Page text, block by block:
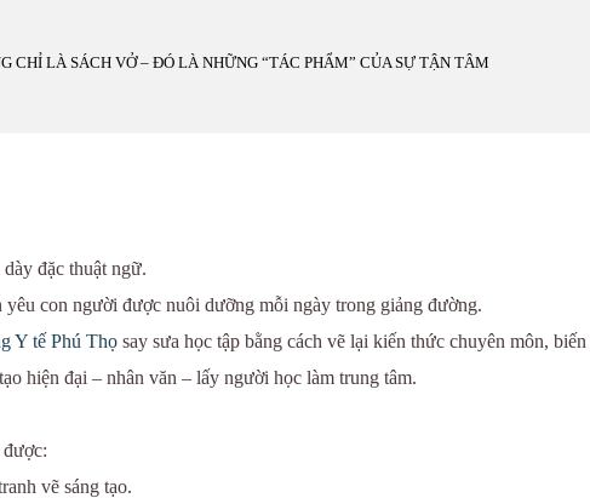
CHỈ LÀ SÁCH VỞ – ĐÓ LÀ NHỮNG “TÁC PHẨM” CỦA SỰ TẬN TÂM
đặc thuật ngữ.
con người được nuôi dưỡng mỗi ngày trong giảng đường.
Y tế Phú Thọ say sưa học tập bằng cách vẽ lại kiến thức chuyên môn,
hiện đại – nhân văn – lấy người học làm trung tâm.
vẽ sáng tạo.